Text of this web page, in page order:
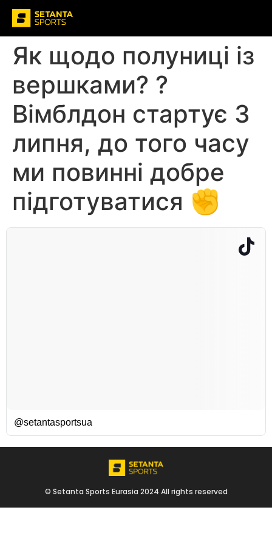
Як щодо полуниці із
вершками? ?
Вімблдон стартує 3
липня, до того часу
ми повинні добре
підготуватися ✊
@setantasportsua
© Setanta Sports Eurasia 2024 All rights reserved